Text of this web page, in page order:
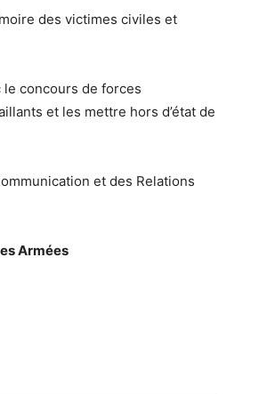
des victimes civiles et
concours de forces
et les mettre hors d’état de
et des Relations
Armées